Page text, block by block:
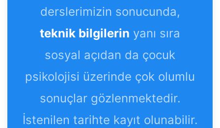
derslerimizin sonucunda,
teknik bilgilerin yanı sıra
sosyal açıdan da çocuk
psikolojisi üzerinde çok olumlu
sonuçlar gözlenmektedir.
İstenilen tarihte kayıt olunabilir.